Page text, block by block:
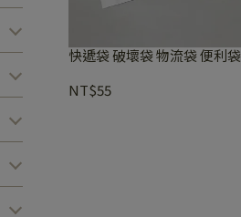
快遞袋 破壞袋 物流袋 便利袋
NT$55